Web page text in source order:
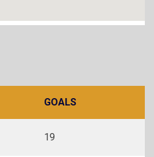
GOALS
19